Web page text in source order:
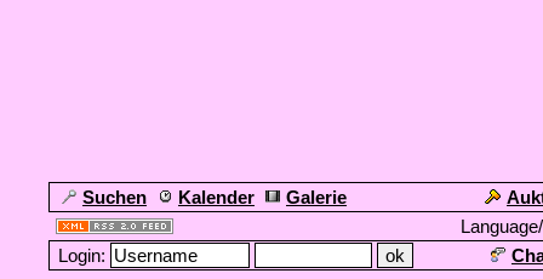
Suchen Kalender Galerie
Login: